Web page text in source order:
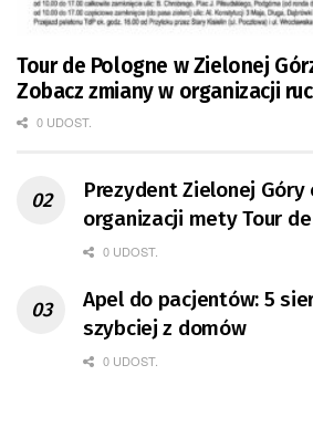
Tour de Pologne w Zielonej
Zobacz zmiany w organizacji
0 UDOST.
Prezydent Zielonej Góry
organizacji mety Tour
0 UDOST.
Apel do pacjentów: 5
szybciej z domów
0 UDOST.